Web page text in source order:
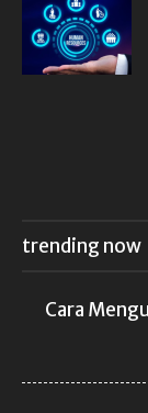
trending now
Cara